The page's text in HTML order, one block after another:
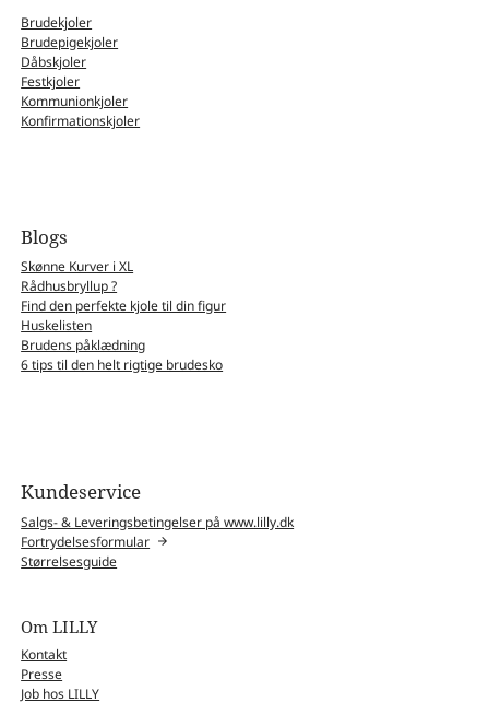
Brudekjoler
Brudepigekjoler
Dåbskjoler
Festkjoler
Kommunionkjoler
Konfirmationskjoler
Blogs
Skønne Kurver i XL
Rådhusbryllup ?
Find den perfekte kjole til din figur
Huskelisten
Brudens påklædning
6 tips til den helt rigtige brudesko
Kundeservice
Salgs- & Leveringsbetingelser på www.lilly.dk
Fortrydelsesformular
Størrelsesguide
Om LILLY
Kontakt
Presse
Job hos LILLY